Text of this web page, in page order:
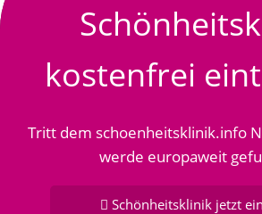
kostenfrei
Tritt dem schoenheitsklinik.info
werde europaweit
Schönheitsklinik jetzt